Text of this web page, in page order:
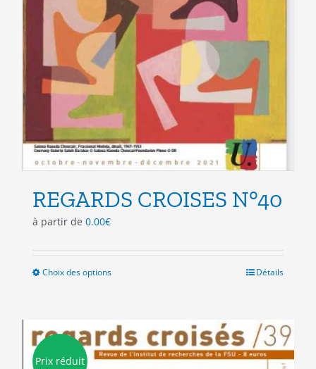
REGARDS CROISES N°40
à partir de 0.00€
Choix des optionsCe
variations.
Les
Détails
Prix réduit